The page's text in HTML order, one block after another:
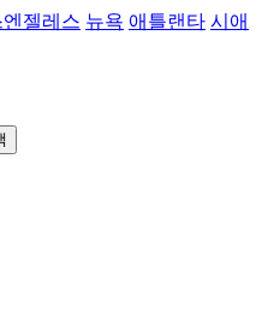
엔젤레스 뉴욕 애틀랜타 시애